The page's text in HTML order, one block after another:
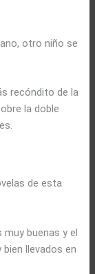
otro niño se
recóndito de la
la doble
de esta
buenas y el
llevados en